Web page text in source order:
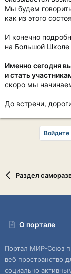
Мы будем
как из этого
И конечно
на Большой Школе
Именно сегодня
и стать
скоро мы
До встречи,
Войдите
Раздел
О портале
Портал МИР-Союз
веб пространство
социально